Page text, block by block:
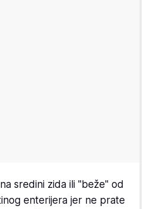
sredini zida ili "beže" od
enterijera jer ne prate